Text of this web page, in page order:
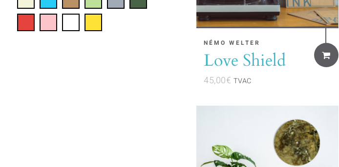
NÉMO WELTER
Love Shield
45,00€ TVAC